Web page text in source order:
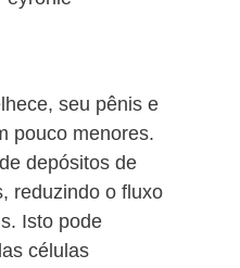
seu pênis e
pouco menores.
depósitos de
reduzindo o fluxo
Isto pode
células